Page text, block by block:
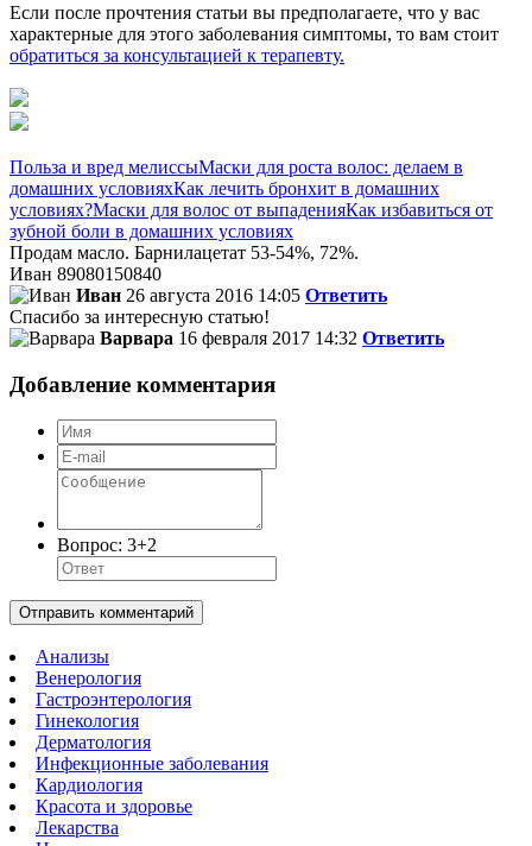
Если после прочтения статьи вы предполагаете, что у вас
характерные для этого заболевания симптомы, то вам стоит
обратиться за консультацией к терапевту.
Польза и вред мелиссыМаски для роста волос: делаем в
домашних условияхКак лечить бронхит в домашних
условиях?Маски для волос от выпаденияКак избавиться от
зубной боли в домашних условиях
Продам масло. Барнилацетат 53-54%, 72%.
Иван 89080150840
Иван 26 августа 2016 14:05 Ответить
Спасибо за интересную статью!
Варвара 16 февраля 2017 14:32 Ответить
Добавление комментария
Вопрос: 3+2
Отправить комментарий
Анализы
Венерология
Гастроэнтерология
Гинекология
Дерматология
Инфекционные заболевания
Кардиология
Красота и здоровье
Лекарства